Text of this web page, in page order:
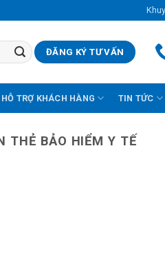
ĐĂNG KÝ TƯ VẤN
HỖ TRỢ KHÁCH HÀNG TIN TỨC
THẺ BẢO HIỂM Y TẾ